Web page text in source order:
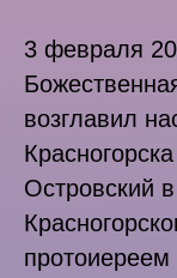
3 февраля
возглавил
Островский